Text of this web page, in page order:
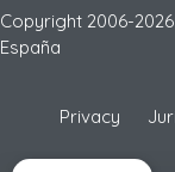
Copyright 2006-
España
Privacy